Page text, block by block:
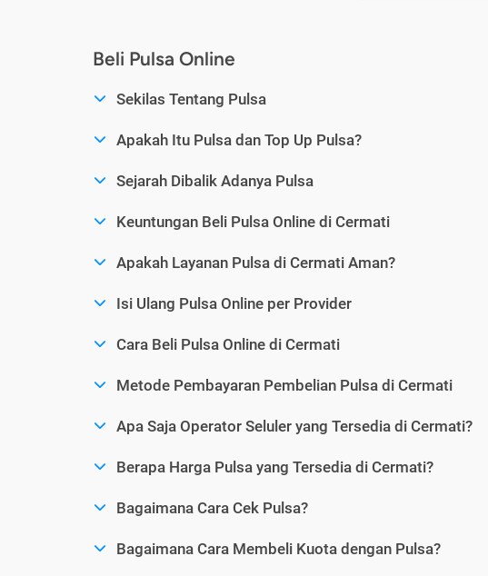
Beli Pulsa Online
Sekilas Tentang Pulsa
Apakah Itu Pulsa dan Top Up Pulsa?
Sejarah Dibalik Adanya Pulsa
Keuntungan Beli Pulsa Online di Cermati
Apakah Layanan Pulsa di Cermati Aman?
Isi Ulang Pulsa Online per Provider
Cara Beli Pulsa Online di Cermati
Metode Pembayaran Pembelian Pulsa di Cermati
Apa Saja Operator Seluler yang Tersedia di Cermati?
Berapa Harga Pulsa yang Tersedia di Cermati?
Bagaimana Cara Cek Pulsa?
Bagaimana Cara Membeli Kuota dengan Pulsa?